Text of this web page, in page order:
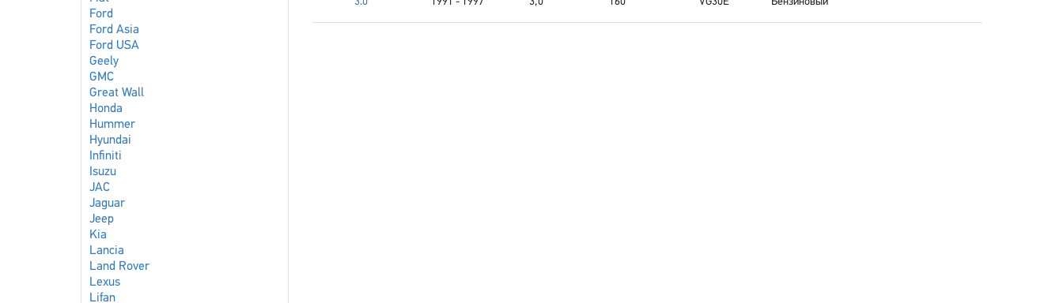
Ford
Ford Asia
Ford USA
Geely
GMC
Great Wall
Honda
Hummer
Hyundai
Infiniti
Isuzu
JAC
Jaguar
Jeep
Kia
Lancia
Land Rover
Lexus
Lifan